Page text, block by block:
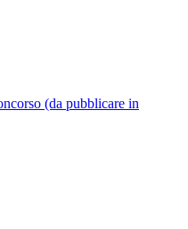
(da pubblicare in